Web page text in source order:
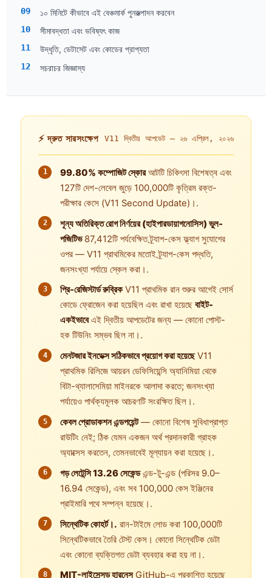
১০ মিনিটে কীভাবে এই বেঞ্চমার্ক পুনরুত্পাদন করবেন
সীমাবদ্ধতা এবং ভবিষ্যৎ কাজ
উদ্ধৃতি, ডেটাসেট এবং কোডের প্রাপ্যতা
সচরাচর জিজ্ঞাস্য
⚡ দ্রুত সারসংক্ষেপ V11 দ্বিতীয় আপডেট — ২৬ এপ্রিল, ২০২৬
99.80% কম্পোজিট স্কোরআটটি চিকিৎসা বিশেষত্ব এবং
127টি দেশ-লেবেল জুড়ে 100,000টি কৃত্রিম রক্ত-
পরীক্ষার কেসে (V11 Second Update)।.
শূন্য অতিরিক্ত রোগ নির্ণয়ের (হাইপারডায়াগনোসিস) ভুল-
পজিটিভ87,412টি পর্যবেক্ষিত ট্র্যাপ-কেস ফ্ল্যাগ সুযোগের
ওপর — V11 প্রাথমিকের মতোই ট্র্যাপ-কেস পদ্ধতি,
জনসংখ্যা পর্যায়ে স্কেল করা।.
প্রি-রেজিস্টার্ড রুব্রিকV11 প্রাথমিক রান শুরুর আগেই সোর্স
কোডে ফ্রোজেন করা হয়েছিল এবং রাখা হয়েছে বাইট-
একইভাবেএই দ্বিতীয় আপডেটের জন্য — কোনো পোস্ট-
হক টিউনিং সম্ভব ছিল না।.
মেনটজার ইনডেক্স সঠিকভাবে প্রয়োগ করা হয়েছেV11
প্রাথমিক রিলিজে আয়রন ডেফিসিয়েন্সি অ্যানিমিয়া থেকে
বিটা-থ্যালাসেমিয়া মাইনরকে আলাদা করতে; জনসংখ্যা
পর্যায়েও পার্থক্যমূলক আচরণটি সংরক্ষিত ছিল।.
কেবল প্রোডাকশন এন্ডপয়েন্ট— কোনো বিশেষ সুবিধাপ্রাপ্ত
রাউটিং নেই; ঠিক যেমন একজন অর্থ প্রদানকারী গ্রাহক
অ্যাক্সেস করতেন, তেমনভাবেই মূল্যায়ন করা হয়েছে।.
গড় লেটেন্সি 13.26 সেকেন্ডএন্ড-টু-এন্ড (পরিসর 9.0–
16.94 সেকেন্ড), এবং সব 100,000 কেস ইঞ্জিনের
প্রাইমারি পথে সম্পন্ন হয়েছে।.
সিন্থেটিক কোহর্ট।. রান-টাইমে লোড করা 100,000টি
সিন্থেটিকভাবে তৈরি টেস্ট কেস। কোনো সিন্থেটিক ডেটা
এবং কোনো ব্যক্তিগত ডেটা ব্যবহার করা হয় না।.
MIT-লাইসেন্সড হারনেসGitHub-এ প্রকাশিত হয়েছে